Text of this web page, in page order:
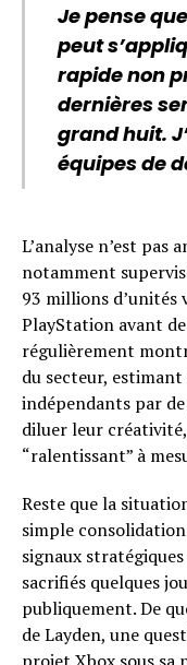
Je pense
peut
rapide non
dernières
grand huit.
équipes de
L’analyse n’est pas
notamment
93 millions d’unités
PlayStation avant
régulièrement
du secteur,
indépendants par
diluer leur
“ralentissant” à
Reste que la
simple
signaux
sacrifiés quelques
publiquement. De
de Layden, une
projet Xbox sous sa